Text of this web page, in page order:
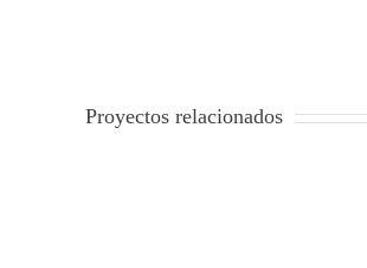
Proyectos relacionados